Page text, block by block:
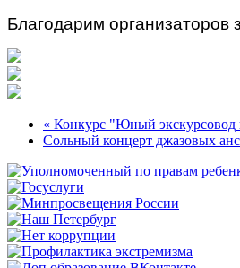
Благодарим
« Конкурс "Юный экскурсовод
Сольный концерт джазовых